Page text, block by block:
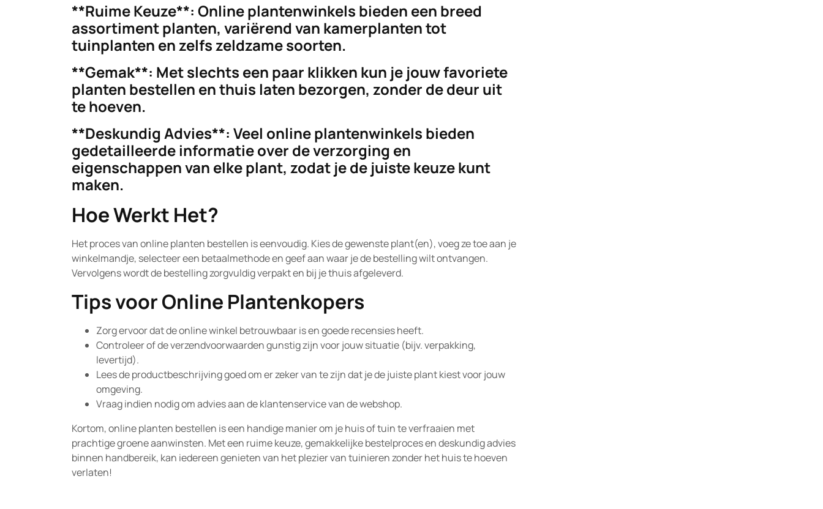
**Ruime Keuze**: Online plantenwinkels bieden een breed
assortiment planten, variërend van kamerplanten tot
tuinplanten en zelfs zeldzame soorten.
**Gemak**: Met slechts een paar klikken kun je jouw favoriete
planten bestellen en thuis laten bezorgen, zonder de deur uit
te hoeven.
**Deskundig Advies**: Veel online plantenwinkels bieden
gedetailleerde informatie over de verzorging en
eigenschappen van elke plant, zodat je de juiste keuze kunt
maken.
Hoe Werkt Het?
Het proces van online planten bestellen is eenvoudig. Kies de gewenste plant(en), voeg ze toe aan je
winkelmandje, selecteer een betaalmethode en geef aan waar je de bestelling wilt ontvangen.
Vervolgens wordt de bestelling zorgvuldig verpakt en bij je thuis afgeleverd.
Tips voor Online Plantenkopers
Zorg ervoor dat de online winkel betrouwbaar is en goede recensies heeft.
Controleer of de verzendvoorwaarden gunstig zijn voor jouw situatie (bijv. verpakking,
levertijd).
Lees de productbeschrijving goed om er zeker van te zijn dat je de juiste plant kiest voor jouw
omgeving.
Vraag indien nodig om advies aan de klantenservice van de webshop.
Kortom, online planten bestellen is een handige manier om je huis of tuin te verfraaien met
prachtige groene aanwinsten. Met een ruime keuze, gemakkelijke bestelproces en deskundig advies
binnen handbereik, kan iedereen genieten van het plezier van tuinieren zonder het huis te hoeven
verlaten!